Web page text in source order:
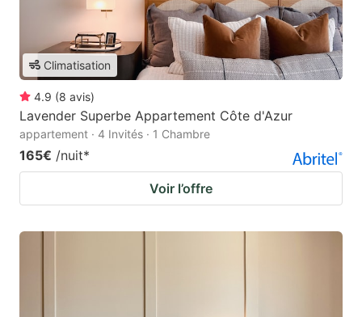
Climatisation
4.9 (8 avis)
Lavender Superbe Appartement Côte d'Azur
appartement · 4 Invités · 1 Chambre
165€ /nuit*
Voir l’offre